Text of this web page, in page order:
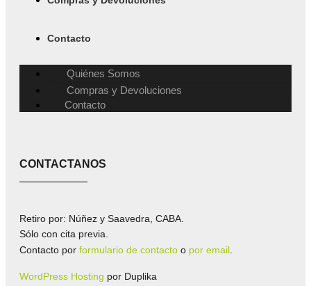
Contacto
Quiénes Somos
Compras y Devoluciones
Contacto
CONTACTANOS
Retiro por: Núñez y Saavedra, CABA.
Sólo con cita previa.
Contacto por formulario de contacto o por email.
WordPress Hosting por Duplika